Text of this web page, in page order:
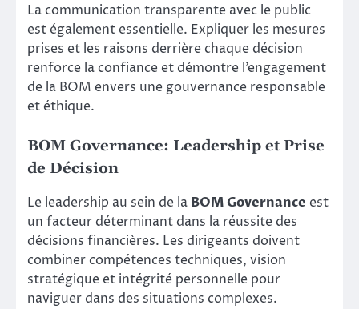
La communication transparente avec le public
est également essentielle. Expliquer les mesures
prises et les raisons derrière chaque décision
renforce la confiance et démontre l’engagement
de la BOM envers une gouvernance responsable
et éthique.
BOM Governance: Leadership et Prise
de Décision
Le leadership au sein de la BOM Governance est
un facteur déterminant dans la réussite des
décisions financières. Les dirigeants doivent
combiner compétences techniques, vision
stratégique et intégrité personnelle pour
naviguer dans des situations complexes.